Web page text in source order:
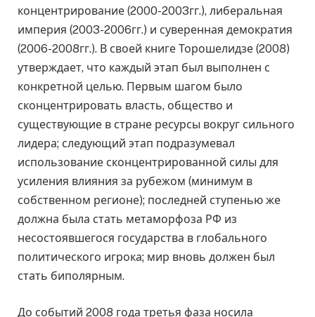
концентрирование (2000-2003гг.), либеральная
империя (2003-2006гг.) и суверенная демократия
(2006-2008гг.). В своей книге Торошелидзе (2008)
утверждает, что каждый этап был выполнен с
конкретной целью. Первым шагом было
сконцентрировать власть, общество и
существующие в стране ресурсы вокруг сильного
лидера; следующий этап подразумевал
использование сконцентрированной силы для
усиления влияния за рубежом (минимум в
собственном регионе); последней ступенью же
должна была стать метаморфоза РФ из
несостоявшегося государства в глобального
политического игрока; мир вновь должен был
стать биполярным.
До событий 2008 года третья фаза носила